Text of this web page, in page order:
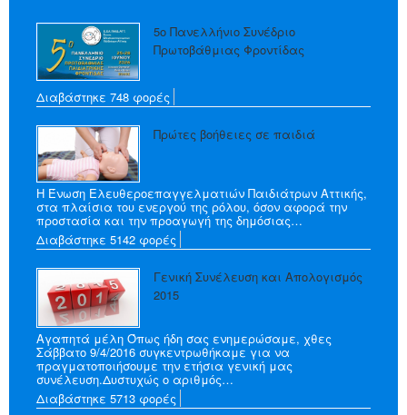
5ο Πανελλήνιο Συνέδριο
Πρωτοβάθμιας Φροντίδας
Διαβάστηκε 748 φορές
Πρώτες βοήθειες σε παιδιά
Η Ένωση Ελευθεροεπαγγελματιών Παιδιάτρων Αττικής,
στα πλαίσια του ενεργού της ρόλου, όσον αφορά την
προστασία και την προαγωγή της δημόσιας…
Διαβάστηκε 5142 φορές
Γενική Συνέλευση και Απολογισμός
2015
Αγαπητά μέλη Όπως ήδη σας ενημερώσαμε, χθες
Σάββατο 9/4/2016 συγκεντρωθήκαμε για να
πραγματοποιήσουμε την ετήσια γενική μας
συνέλευση.Δυστυχώς ο αριθμός…
Διαβάστηκε 5713 φορές